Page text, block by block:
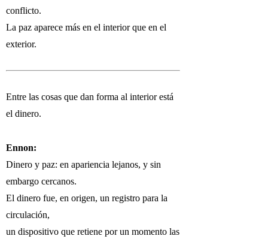
conflicto.
La paz aparece más en el interior que en el
exterior.
Entre las cosas que dan forma al interior está
el dinero.
Ennon:
Dinero y paz: en apariencia lejanos, y sin
embargo cercanos.
El dinero fue, en origen, un registro para la
circulación,
un dispositivo que retiene por un momento las